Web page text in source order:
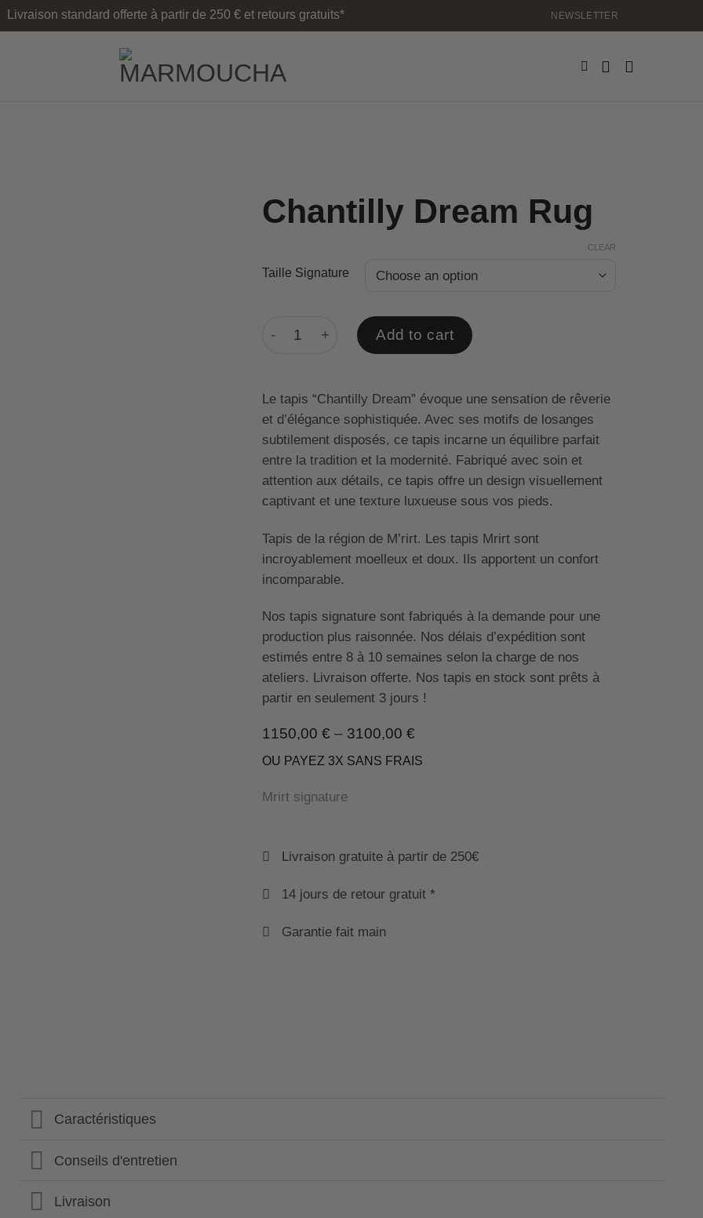
Livraison standard offerte à partir de 250 € et retours gratuits* NEWSLETTER
Chantilly Dream Rug
Taille Signature
CLEAR
Chantilly Dream Rug quantity
Add to cart
Le tapis “Chantilly Dream” évoque une sensation de rêverie
et d’élégance sophistiquée. Avec ses motifs de losanges
subtilement disposés, ce tapis incarne un équilibre parfait
entre la tradition et la modernité. Fabriqué avec soin et
attention aux détails, ce tapis offre un design visuellement
captivant et une texture luxueuse sous vos pieds.
Tapis de la région de M’rirt. Les tapis Mrirt sont
incroyablement moelleux et doux. Ils apportent un confort
incomparable.
Nos tapis signature sont fabriqués à la demande pour une
production plus raisonnée. Nos délais d’expédition sont
estimés entre 8 à 10 semaines selon la charge de nos
ateliers. Livraison offerte. Nos tapis en stock sont prêts à
partir en seulement 3 jours !
1150,00€ – 3100,00€
OU PAYEZ 3X SANS FRAIS
Mrirt signature
Livraison gratuite à partir de 250€
14 jours de retour gratuit *
Garantie fait main
Caractéristiques
Conseils d'entretien
Livraison